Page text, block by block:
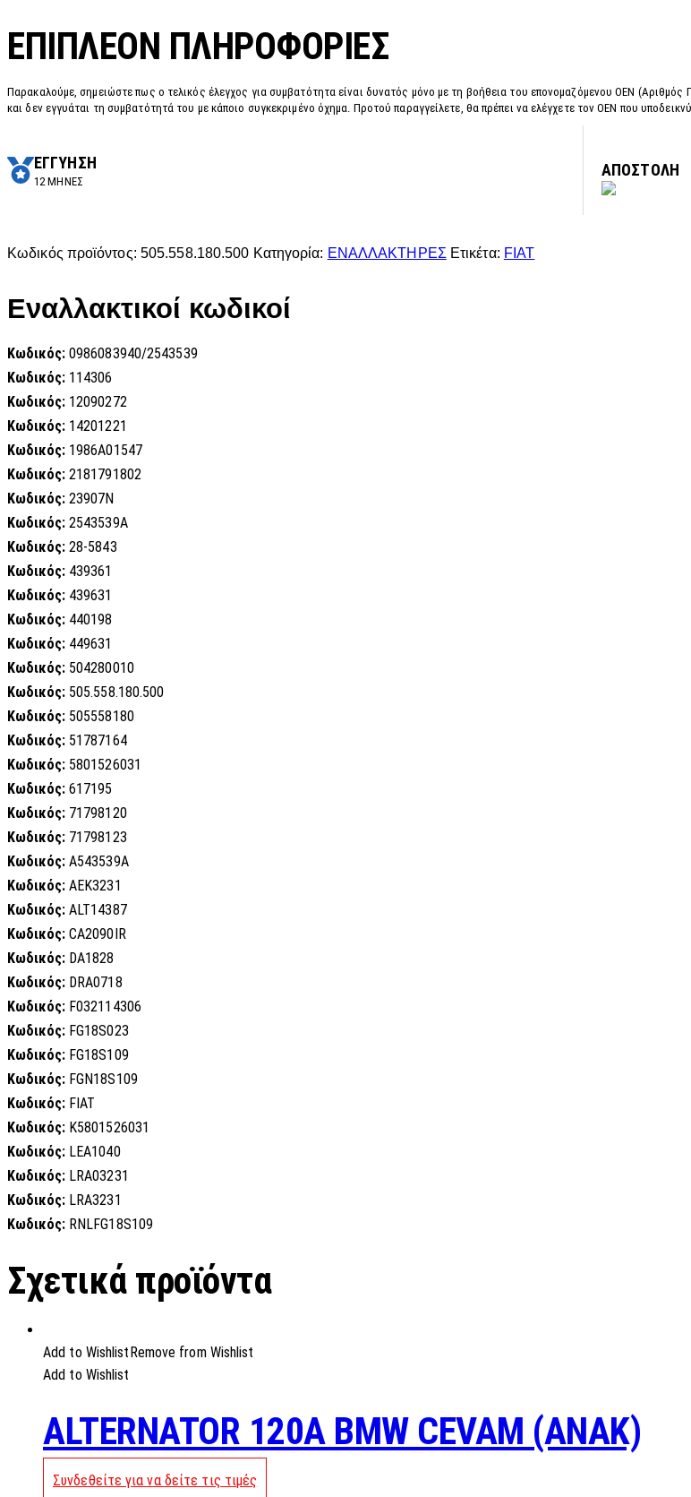
ΕΠΙΠΛΈΟΝ ΠΛΗΡΟΦΟΡΊΕΣ
Παρακαλούμε, σημειώστε πως ο τελικός έλεγχος για συμβατότητα είναι δυνατός μόνο με τη βοήθεια του επονομαζόμενου OEN
και δεν εγγυάται τη συμβατότητά του με κάποιο συγκεκριμένο όχημα. Προτού παραγγείλετε, θα πρέπει να ελέγχετε τον OEN που
ΕΓΓΥΗΣΗ
12 ΜΗΝΕΣ
ΑΠΟΣΤΟΛΗ
Κωδικός προϊόντος: 505.558.180.500 Κατηγορία: ΕΝΑΛΛΑΚΤΗΡΕΣ Ετικέτα: FIAT
Εναλλακτικοί κωδικοί
Κωδικός: 0986083940/2543539
Κωδικός: 114306
Κωδικός: 12090272
Κωδικός: 14201221
Κωδικός: 1986A01547
Κωδικός: 2181791802
Κωδικός: 23907N
Κωδικός: 2543539A
Κωδικός: 28-5843
Κωδικός: 439361
Κωδικός: 439631
Κωδικός: 440198
Κωδικός: 449631
Κωδικός: 504280010
Κωδικός: 505.558.180.500
Κωδικός: 505558180
Κωδικός: 51787164
Κωδικός: 5801526031
Κωδικός: 617195
Κωδικός: 71798120
Κωδικός: 71798123
Κωδικός: A543539A
Κωδικός: AEK3231
Κωδικός: ALT14387
Κωδικός: CA2090IR
Κωδικός: DA1828
Κωδικός: DRA0718
Κωδικός: F032114306
Κωδικός: FG18S023
Κωδικός: FG18S109
Κωδικός: FGN18S109
Κωδικός: FIAT
Κωδικός: K5801526031
Κωδικός: LEA1040
Κωδικός: LRA03231
Κωδικός: LRA3231
Κωδικός: RNLFG18S109
Σχετικά προϊόντα
Add to Wishlist Remove from Wishlist
Add to Wishlist
ALTERNATOR 120A BMW CEVAM (ANAK)
Συνδεθείτε για να δείτε τις τιμές